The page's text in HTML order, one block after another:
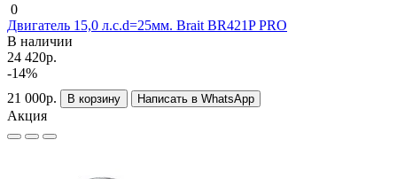
0
Двигатель 15,0 л.c.d=25мм. Brait BR421P PRO
В наличии
24 420р.
-14%
21 000р.
В корзину Написать в WhatsApp
Акция